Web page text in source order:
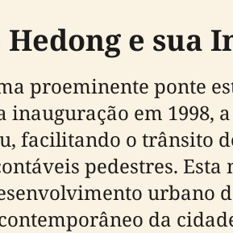
e sua
proeminente ponte
inauguração em
facilitando o trânsito
pedestres.
urbano
da